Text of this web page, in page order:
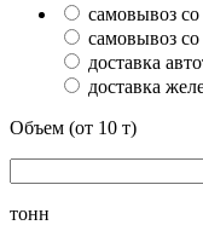
самовывоз
самовывоз
доставка
доставка
Объем (от 10 т)
тонн